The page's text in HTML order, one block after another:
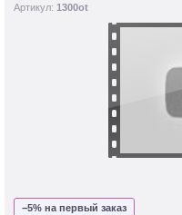
Артикул: 1300ot
−5% на первый заказ